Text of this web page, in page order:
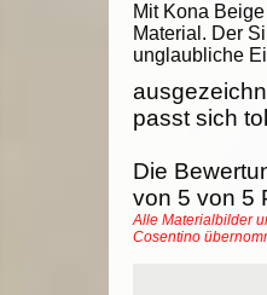
Mit Kona
Material. Der
unglaubliche
passt sich
Die
von 5 von 5
Alle Materialbilder
Cosentino